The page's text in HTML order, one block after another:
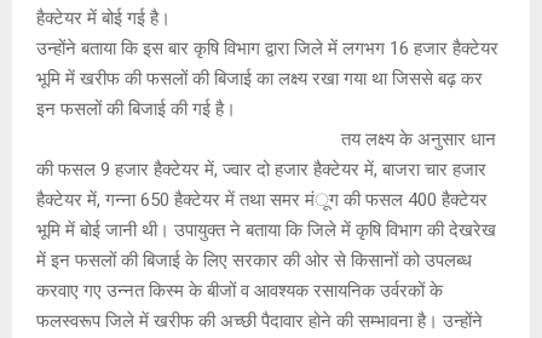
हैक्टेयर में बोई गई है।
उन्होंने बताया कि इस बार कृषि विभाग द्वारा जिले में लगभग 16 हजार हैक्टेयर
भूमि में खरीफ की फसलों की बिजाई का लक्ष्य रखा गया था जिससे बढ़ कर
इन फसलों की बिजाई की गई है।
तय लक्ष्य के अनुसार धान
की फसल 9 हजार हैक्टेयर में, ज्वार दो हजार हैक्टेयर में, बाजरा चार हजार
हैक्टेयर में, गन्ना 650 हैक्टेयर में तथा समर मंूग की फसल 400 हैक्टेयर
भूमि में बोई जानी थी। उपायुक्त ने बताया कि जिले में कृषि विभाग की देखरेख
में इन फसलों की बिजाई के लिए सरकार की ओर से किसानों को उपलब्ध
करवाए गए उन्नत किस्म के बीजों व आवश्यक रसायनिक उर्वरकों के
फलस्वरूप जिले में खरीफ की अच्छी पैदावार होने की सम्भावना है। उन्होंने